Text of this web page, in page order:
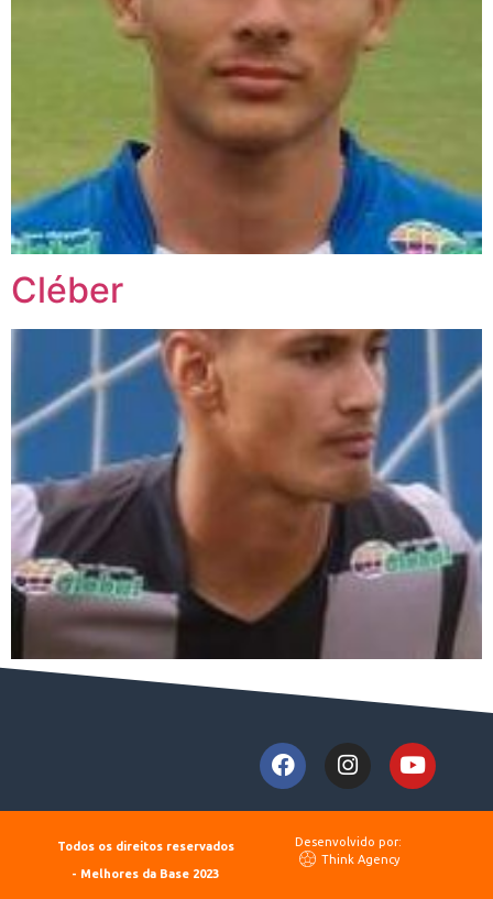
Cléber
Todos os direitos reservados
- Melhores da Base 2023
Desenvolvido por:
Think Agency